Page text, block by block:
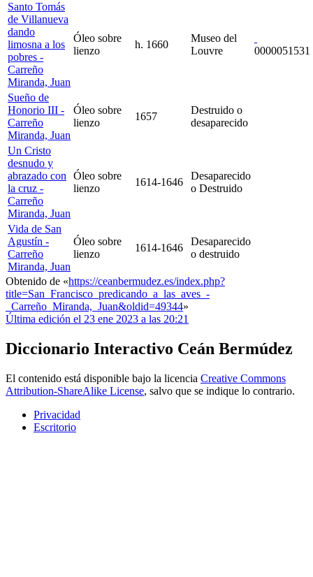
Santo Tomás
de Villanueva
dando
limosna a los
pobres -
Carreño
Miranda, Juan
Óleo sobre
lienzo
h. 1660
Museo del
Louvre
Sueño de
Honorio III -
Carreño
Miranda, Juan
Óleo sobre
lienzo
1657
Destruido o
desaparecido
Un Cristo
desnudo y
abrazado con
la cruz -
Carreño
Miranda, Juan
Óleo sobre
lienzo
1614-1646
Desaparecido
o Destruido
Vida de San
Agustín -
Carreño
Miranda, Juan
Óleo sobre
lienzo
1614-1646
Desaparecido
o destruido
Obtenido de «https://ceanbermudez.es/index.php?
title=San_Francisco_predicando_a_las_aves_-
_Carreño_Miranda,_Juan&oldid=49344»
Última edición el 23 ene 2023 a las 20:21
Diccionario Interactivo Ceán Bermúdez
El contenido está disponible bajo la licencia Creative Commons
Attribution-ShareAlike License, salvo que se indique lo contrario.
Privacidad
Escritorio